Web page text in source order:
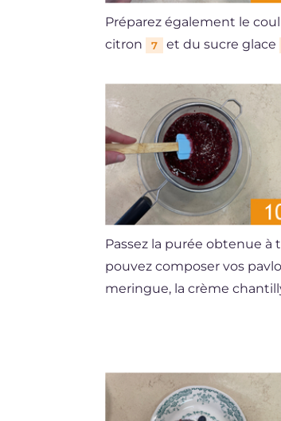
Préparez également le
citron
7 et du sucre glace
Passez la purée obtenue à
pouvez composer vos
meringue, la crème